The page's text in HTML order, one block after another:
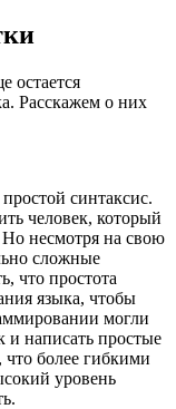
остается
Расскажем о них
синтаксис.
человек, который
Но несмотря на свою
сложные
что простота
языка, чтобы
могли
и написать простые
более гибкими
уровень